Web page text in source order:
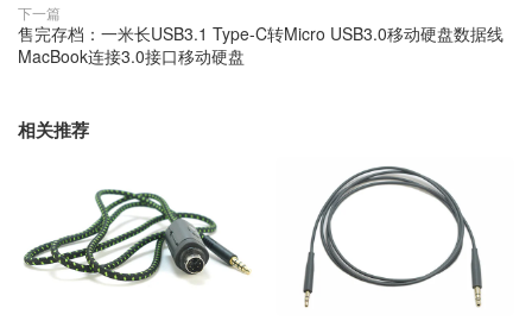
下一篇
售完存档：一米长USB3.1 Type-C转Micro USB3.0移动硬盘数据线
MacBook连接3.0接口移动硬盘
相关推荐